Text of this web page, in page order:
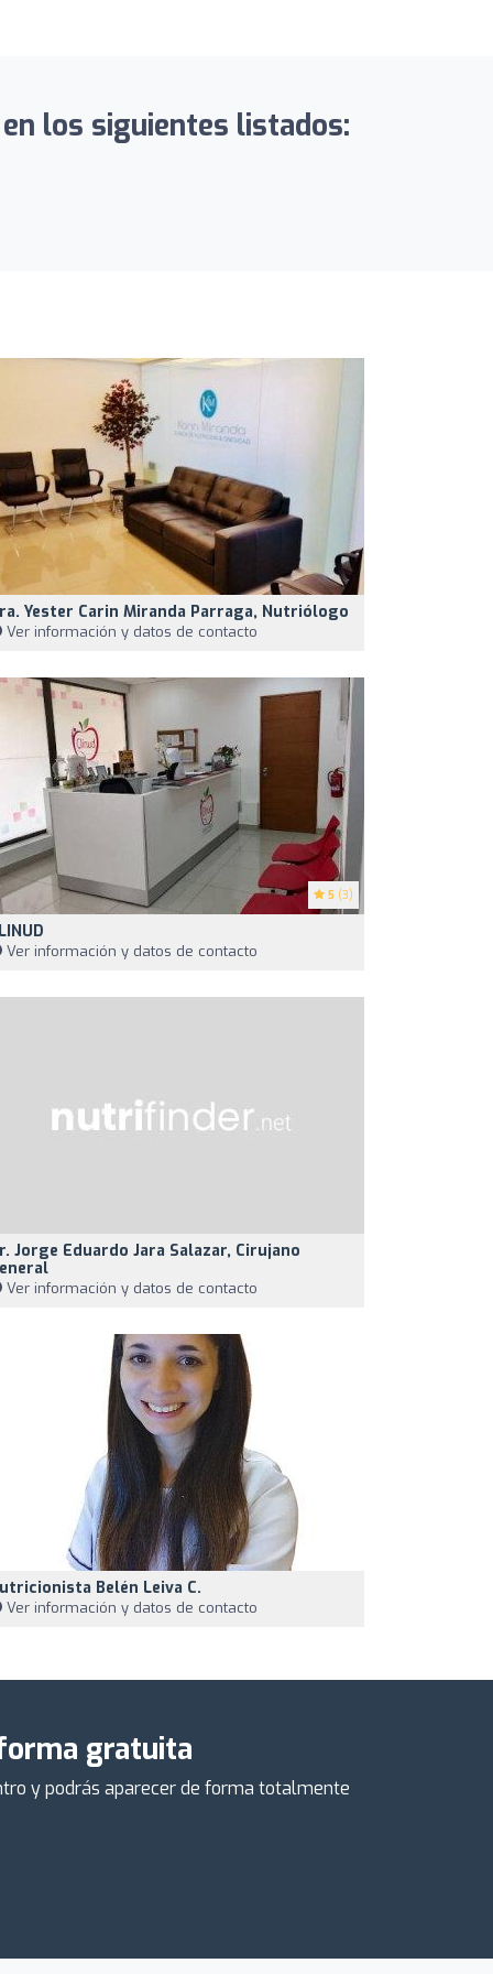
los siguientes listados:
Yester Carin Miranda Parraga, Nutriólogo
Ver información y datos de contacto
5 (3)
Ver información y datos de contacto
Jorge Eduardo Jara Salazar, Cirujano
Ver información y datos de contacto
Belén Leiva C.
Ver información y datos de contacto
gratuita
y podrás aparecer de forma totalmente